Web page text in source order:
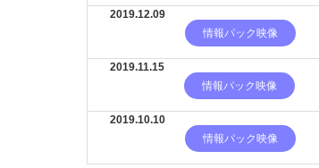
2019.12.09
情報パック映像
2019.11.15
情報パック映像
2019.10.10
情報パック映像